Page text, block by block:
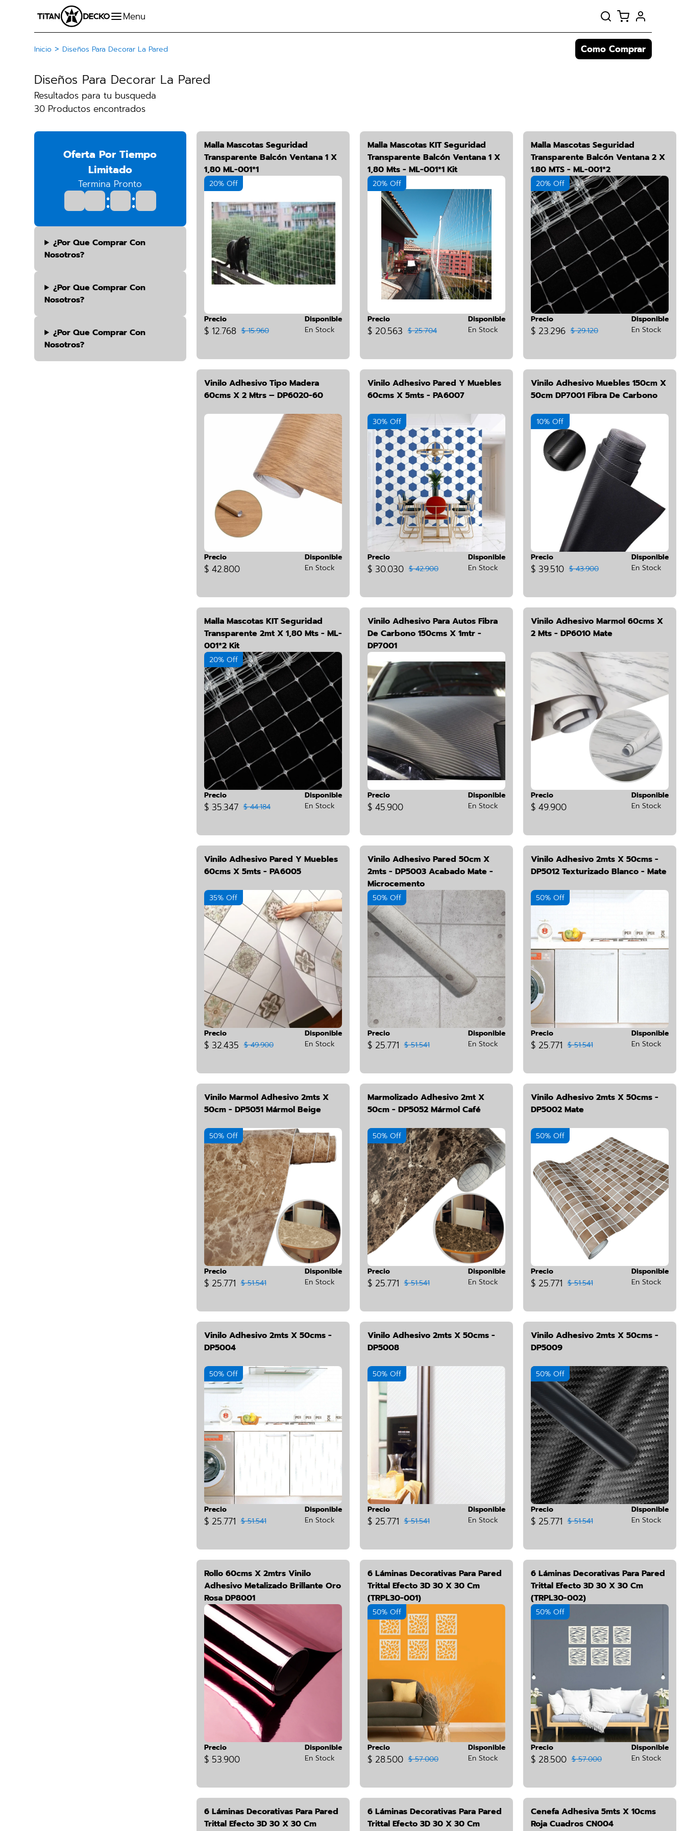
Inicio > Diseños Para Decorar La Pared Como Comprar
Diseños Para Decorar La Pared
Resultados para tu busqueda
30 Productos encontrados
Oferta Por Tiempo
Limitado
Termina Pronto
: :
¿por Que Comprar Con
Nosotros?
¿por Que Comprar Con
Nosotros?
¿por Que Comprar Con
Nosotros?
Malla Mascotas Seguridad
Transparente Balcón Ventana 1 X
1,80 ML-001*1
20% Off
Precio
$ 12.768 $ 15.960
Disponible
En Stock
Malla Mascotas KIT Seguridad
Transparente Balcón Ventana 1 X
1,80 Mts - ML-001*1 Kit
20% Off
Precio
$ 20.563 $ 25.704
Disponible
En Stock
Malla Mascotas Seguridad
Transparente Balcón Ventana 2 X
1.80 MTS - ML-001*2
20% Off
Precio
$ 23.296 $ 29.120
Disponible
En Stock
Vinilo Adhesivo Tipo Madera
60cms X 2 Mtrs – DP6020-60
Precio
$ 42.800
Disponible
En Stock
Vinilo Adhesivo Pared Y Muebles
60cms X 5mts - PA6007
30% Off
Precio
$ 30.030 $ 42.900
Disponible
En Stock
Vinilo Adhesivo Muebles 150cm X
50cm DP7001 Fibra De Carbono
10% Off
Precio
$ 39.510 $ 43.900
Disponible
En Stock
Malla Mascotas KIT Seguridad
Transparente 2mt X 1,80 Mts - ML-
001*2 Kit
20% Off
Precio
$ 35.347 $ 44.184
Disponible
En Stock
Vinilo Adhesivo Para Autos Fibra
De Carbono 150cms X 1mtr -
DP7001
Precio
$ 45.900
Disponible
En Stock
Vinilo Adhesivo Marmol 60cms X
2 Mts - DP6010 Mate
Precio
$ 49.900
Disponible
En Stock
Vinilo Adhesivo Pared Y Muebles
60cms X 5mts - PA6005
35% Off
Precio
$ 32.435 $ 49.900
Disponible
En Stock
Vinilo Adhesivo Pared 50cm X
2mts - DP5003 Acabado Mate -
Microcemento
50% Off
Precio
$ 25.771 $ 51.541
Disponible
En Stock
Vinilo Adhesivo 2mts X 50cms -
DP5012 Texturizado Blanco - Mate
50% Off
Precio
$ 25.771 $ 51.541
Disponible
En Stock
Vinilo Marmol Adhesivo 2mts X
50cm - DP5051 Mármol Beige
50% Off
Precio
$ 25.771 $ 51.541
Disponible
En Stock
Marmolizado Adhesivo 2mt X
50cm - DP5052 Mármol Café
50% Off
Precio
$ 25.771 $ 51.541
Disponible
En Stock
Vinilo Adhesivo 2mts X 50cms -
DP5002 Mate
50% Off
Precio
$ 25.771 $ 51.541
Disponible
En Stock
Vinilo Adhesivo 2mts X 50cms -
DP5004
50% Off
Precio
$ 25.771 $ 51.541
Disponible
En Stock
Vinilo Adhesivo 2mts X 50cms -
DP5008
50% Off
Precio
$ 25.771 $ 51.541
Disponible
En Stock
Vinilo Adhesivo 2mts X 50cms -
DP5009
50% Off
Precio
$ 25.771 $ 51.541
Disponible
En Stock
Rollo 60cms X 2mtrs Vinilo
Adhesivo Metalizado Brillante Oro
Rosa DP8001
Precio
$ 53.900
Disponible
En Stock
6 Láminas Decorativas Para Pared
Trittal Efecto 3D 30 X 30 Cm
(TRPL30-001)
50% Off
Precio
$ 28.500 $ 57.000
Disponible
En Stock
6 Láminas Decorativas Para Pared
Trittal Efecto 3D 30 X 30 Cm
(TRPL30-002)
50% Off
Precio
$ 28.500 $ 57.000
Disponible
En Stock
6 Láminas Decorativas Para Pared
Trittal Efecto 3D 30 X 30 Cm
6 Láminas Decorativas Para Pared
Trittal Efecto 3D 30 X 30 Cm
Cenefa Adhesiva 5mts X 10cms
Roja Cuadros CN004